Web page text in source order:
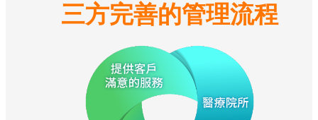
三方完善的管理流程